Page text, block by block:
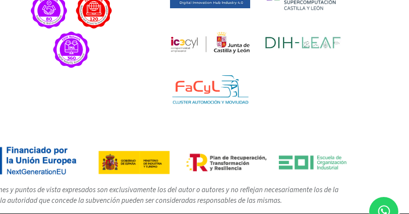
y puntos de vista expresados son exclusivamente los del autor o autores y no reflejan necesariamente los de la
autoridad que concede la subvención pueden ser consideradas responsables de las mismas.